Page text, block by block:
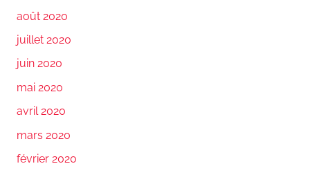
août 2020
juillet 2020
juin 2020
mai 2020
avril 2020
mars 2020
février 2020